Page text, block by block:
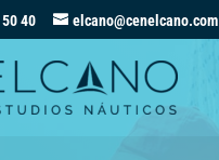
40 elcano@cenelcano.com